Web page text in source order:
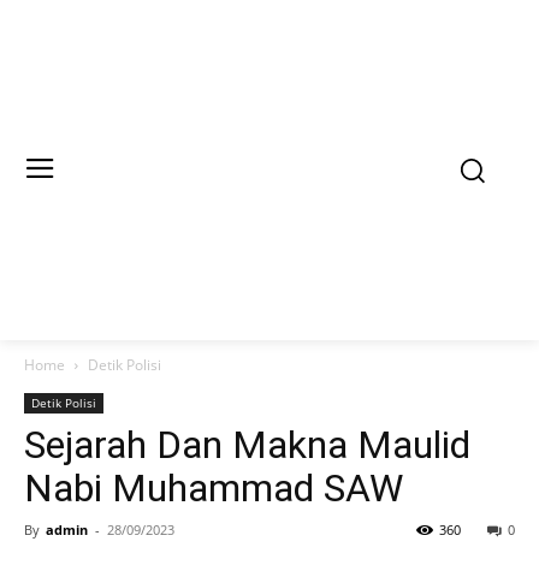
Home Detik Polisi
Detik Polisi
Sejarah Dan Makna Maulid
Nabi Muhammad SAW
By admin - 28/09/2023 0
360